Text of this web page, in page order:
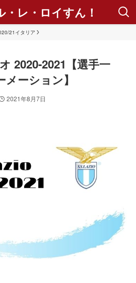
・レ・ロイすん！
21イタリア
2020-2021【選手一
ーション】
2021年8月7日